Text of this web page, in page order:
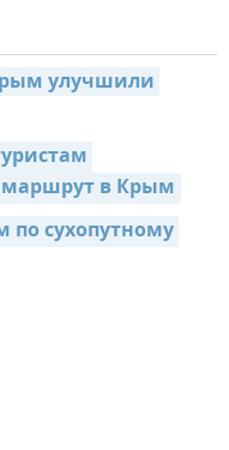
улучшили
в Крым
по сухопутному